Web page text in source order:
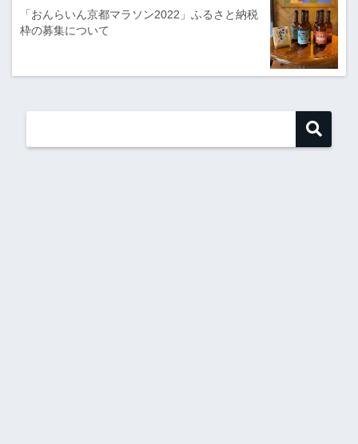
「おんらいん京都マラソン2022」ふるさと納税
枠の募集について